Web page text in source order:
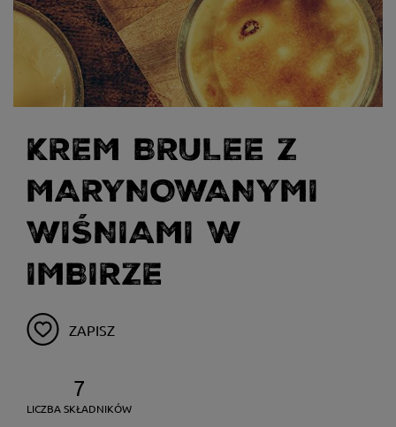
KREM BRULEE Z
MARYNOWANYMI
WIŚNIAMI W
IMBIRZE
ZAPISZ
7
LICZBA SKŁADNIKÓW